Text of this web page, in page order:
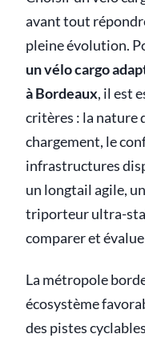
avant tout
pleine évolution.
un vélo cargo
à Bordeaux, il est
critères : la nature
chargement, le
infrastructures
un longtail agile,
triporteur ultra-
comparer et
La métropole
écosystème
des pistes